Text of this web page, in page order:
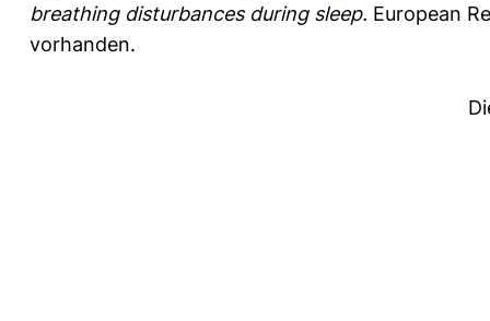
breathing disturbances during sleep. European
vorhanden.